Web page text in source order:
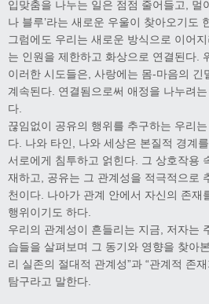
입맞춤을 나누는 일은 점점 줄어들고, 멀
나 블루’라는 새로운 우울이 찾아오기도
그럼에도 우리는 새로운 방식으로 이어
는 인원을 제한하고 화상으로 연결된다.
이러한 시도들은, 사랑에는 몸-마음의 긴
계속된다. 연결됨으로써 애정을 나누려
다.
끊임없이 공유의 행위를 추구하는 우리는
다. 나와 타인, 나와 세상은 본질적 경계
서로에게 침투하고 얽힌다. 그 상호작용
재하고, 공유는 그 관계성을 적극적으로
천이다. 나아가 관계 안에서 자신의 존재
행위이기도 하다.
우리의 관계성이 흔들리는 지금, 저자는
습들을 살펴보며 그 동기와 영향을 찾아
리 실존의 절대적 관계성”과 “관계적 존
탐구라고 말한다.